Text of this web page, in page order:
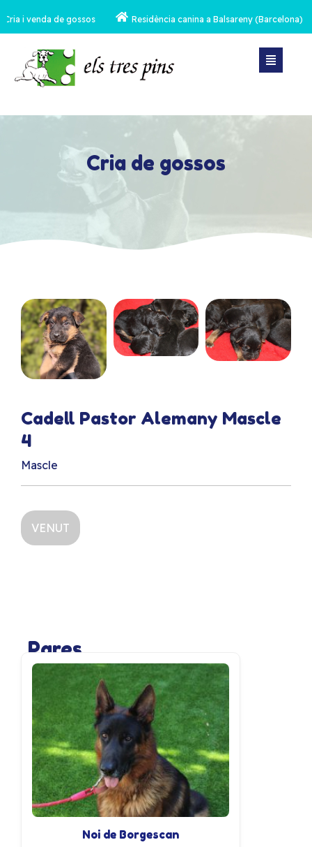
Cria i venda de gossos Residència canina a Balsareny (Barcelona)
Cria de gossos
Cadell Pastor Alemany Mascle
4
Mascle
VENUT
Pares
Noi de Borgescan